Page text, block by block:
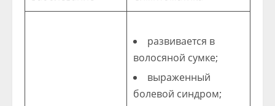
развивается в
волосяной сумке;
выраженный
болевой синдром;